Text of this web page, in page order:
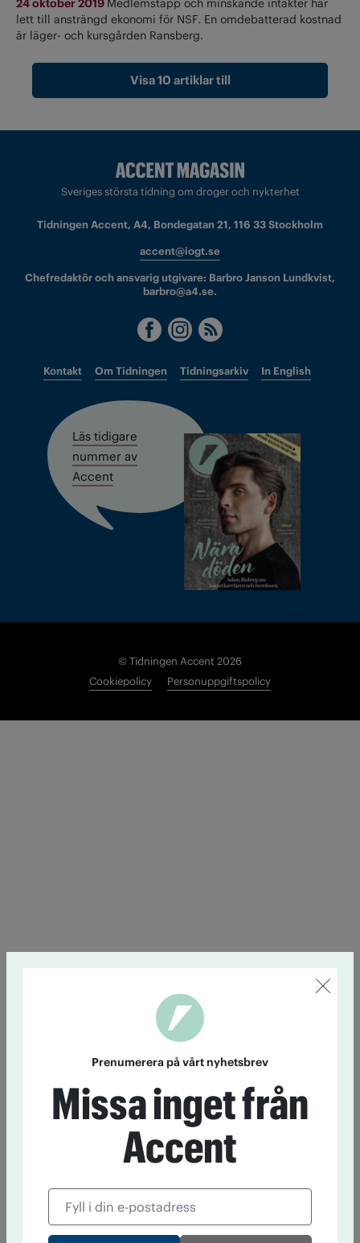
24 oktober 2019 Medlemstapp och minskande intäkter har
lett till ansträngd ekonomi för NSF. En omdebatterad kostnad
är läger- och kursgården Ransberg.
Visa 10 artiklar till
Sveriges största tidning om droger och nykterhet
Tidningen Accent, A4, Bondegatan 21, 116 33 Stockholm
accent@iogt.se
Chefredaktör och ansvarig utgivare: Barbro Janson Lundkvist,
barbro@a4.se.
Kontakt Om Tidningen Tidningsarkiv In English
Läs tidigare
nummer av
Accent
© Tidningen Accent 2026
Cookiepolicy
Personuppgiftspolicy
Prenumerera på vårt nyhetsbrev
Missa inget från
Accent